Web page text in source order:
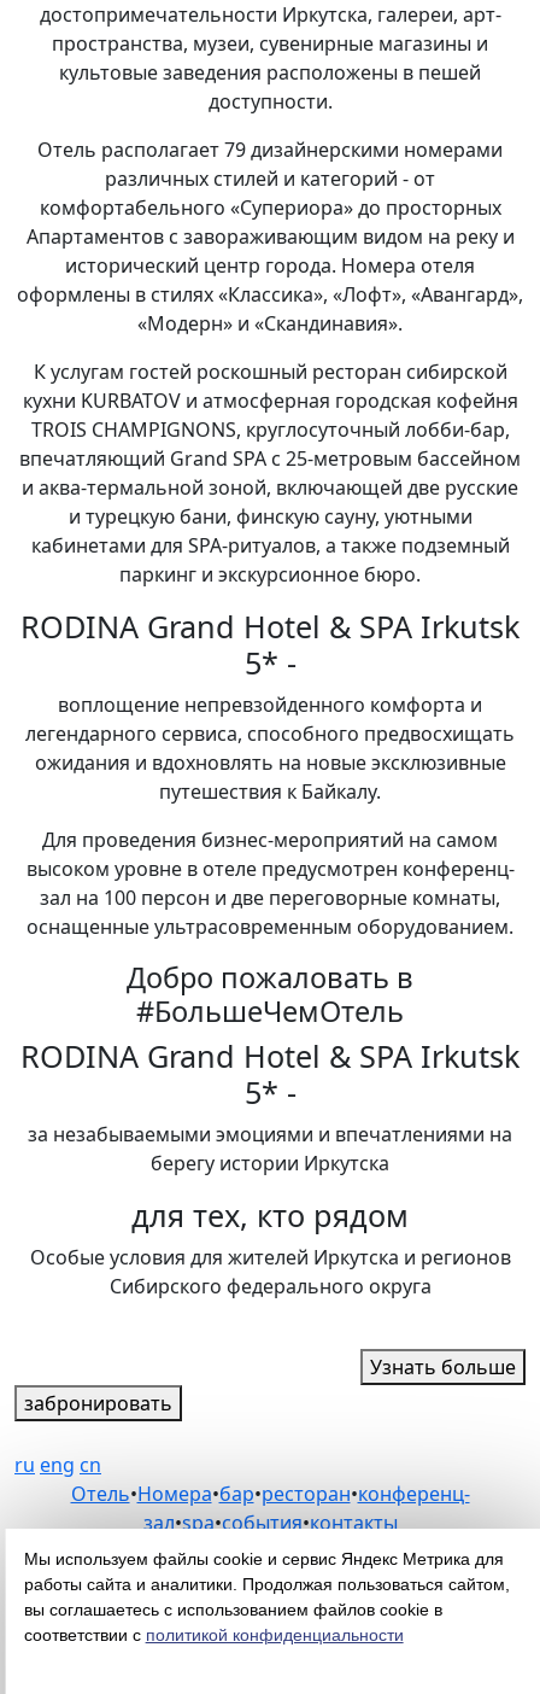
Мы используем файлы cookie и сервис Яндекс Метрика для
работы сайта и аналитики. Продолжая пользоваться сайтом,
вы соглашаетесь с использованием файлов cookie в
соответствии с политикой конфиденциальности
достопримечательности Иркутска, галереи, арт-
пространства, музеи, сувенирные магазины и
культовые заведения расположены в пешей
доступности.
Отель располагает 79 дизайнерскими номерами
различных стилей и категорий - от
комфортабельного «Супериора» до просторных
Апартаментов с завораживающим видом на реку и
исторический центр города. Номера отеля
оформлены в стилях «Классика», «Лофт», «Авангард»,
«Модерн» и «Скандинавия».
К услугам гостей роскошный ресторан сибирской
кухни KURBATOV и атмосферная городская кофейня
TROIS CHAMPIGNONS, круглосуточный лобби-бар,
впечатляющий Grand SPA с 25-метровым бассейном
и аква-термальной зоной, включающей две русские
и турецкую бани, финскую сауну, уютными
кабинетами для SPA-ритуалов, а также подземный
паркинг и экскурсионное бюро.
RODINA Grand Hotel & SPA Irkutsk
5* -
воплощение непревзойденного комфорта и
легендарного сервиса, способного предвосхищать
ожидания и вдохновлять на новые эксклюзивные
путешествия к Байкалу.
Для проведения бизнес-мероприятий на самом
высоком уровне в отеле предусмотрен конференц-
зал на 100 персон и две переговорные комнаты,
оснащенные ультрасовременным оборудованием.
Добро пожаловать в
#БольшеЧемОтель
RODINA Grand Hotel & SPA Irkutsk
5* -
за незабываемыми эмоциями и впечатлениями на
берегу истории Иркутска
для тех, кто рядом
Особые условия для жителей Иркутска и регионов
Сибирского федерального округа
Узнать больше
забронировать
ru eng cn
Отель•Номера•бар•ресторан•конференц-
зал•spa•события•контакты
В Иркутске
11:52
Иркутск, ул. Николая